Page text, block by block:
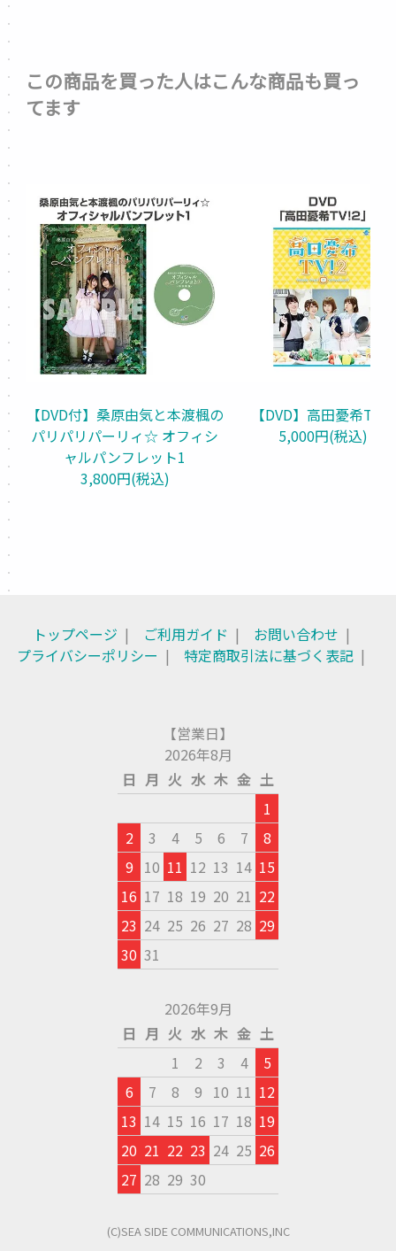
この商品を買った人はこんな商品も買っ
てます
【DVD付】桑原由気と本渡楓の
パリパリパーリィ☆ オフィシ
ャルパンフレット1
3,800円(税込)
【DVD】高田憂希TV!2
5,000円(税込)
トップページ ご利用ガイド
お問い合わせ
プライバシーポリシー
特定商取引法に基づく表記
【営業日】
2026年8月
日 月 火 水 木 金 土
1
2
3 4 5 6 7
8
9 10 11 12 13 14 15
16 17 18 19 20 21 22
23 24 25 26 27 28 29
30 31
2026年9月
日 月 火 水 木 金 土
1
2 3 4
5
6
7 8 9 10 11 12
13 14 15 16 17 18 19
20 21 22 23 24 25 26
27 28 29 30
(C)SEA SIDE COMMUNICATIONS,INC